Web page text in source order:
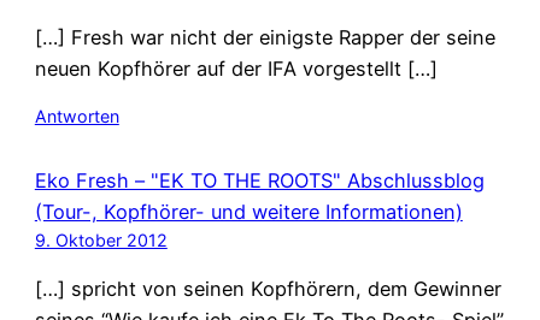
[…] Fresh war nicht der einigste Rapper der seine
neuen Kopfhörer auf der IFA vorgestellt […]
Antworten
Eko Fresh – "EK TO THE ROOTS" Abschlussblog
(Tour-, Kopfhörer- und weitere Informationen)
9. Oktober 2012
[…] spricht von seinen Kopfhörern, dem Gewinner